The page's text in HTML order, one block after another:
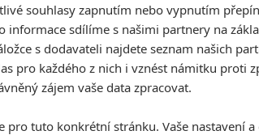
obsazení
. V té zdánlivě obyčejný muž
a nelítostný zločinecký
svoje smrtící dovednosti.
my, zBlack Pantheranebo
souhlasy zapnutím nebo vypnutím
informace sdílíme s našimi partnery na
s dodavateli najdete seznam našich
pro každého z nich i vznést námitku proti
zájem vaše data zpracovat.
pro tuto konkrétní stránku. Vaše nastavení